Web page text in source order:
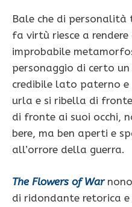
Bale che di
fa virtù riesce a rendere
improbabile
personaggio di certo
credibile lato paterno e
urla e si ribella di
di fronte ai suoi occhi,
bere, ma ben aperti e
all’orrore della guerra.
The Flowers of War
di ridondante retorica